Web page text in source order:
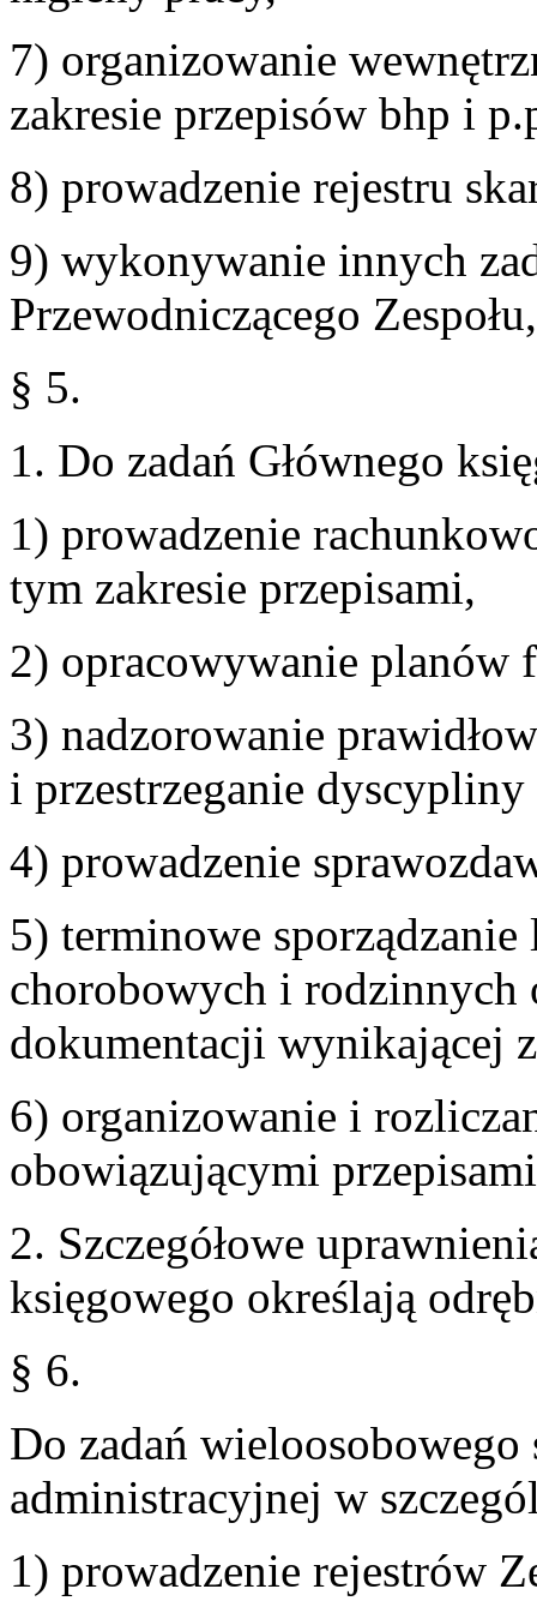
7) organizowanie
zakresie przepisów bhp i
8) prowadzenie rejestru
9) wykonywanie innych
Przewodniczącego Zespołu,
§ 5.
1. Do zadań Głównego
1) prowadzenie
tym zakresie przepisami,
2) opracowywanie planów
3) nadzorowanie
i przestrzeganie
4) prowadzenie
5) terminowe sporządzanie
chorobowych i rodzinnych
dokumentacji wynikającej
6) organizowanie i
obowiązującymi
2. Szczegółowe
księgowego określają
§ 6.
Do zadań wieloosobowego
administracyjnej w
1) prowadzenie rejestrów